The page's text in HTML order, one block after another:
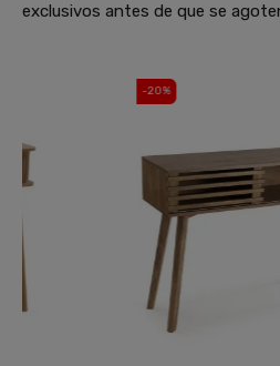
exclusivos antes de que se